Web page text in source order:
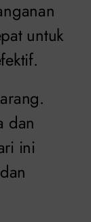
untuk
dan
ini